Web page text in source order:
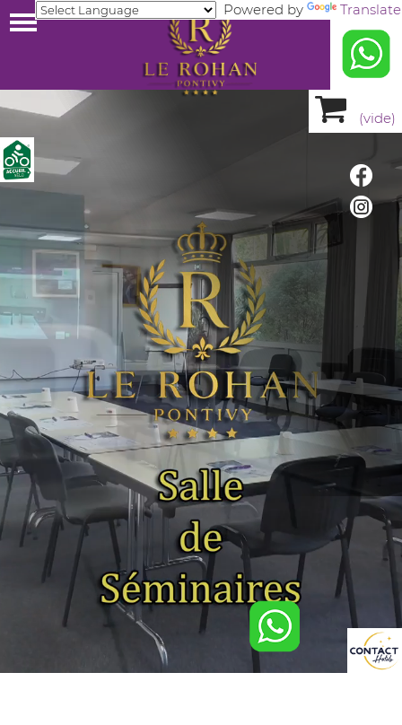
Powered by Translate
(vide)